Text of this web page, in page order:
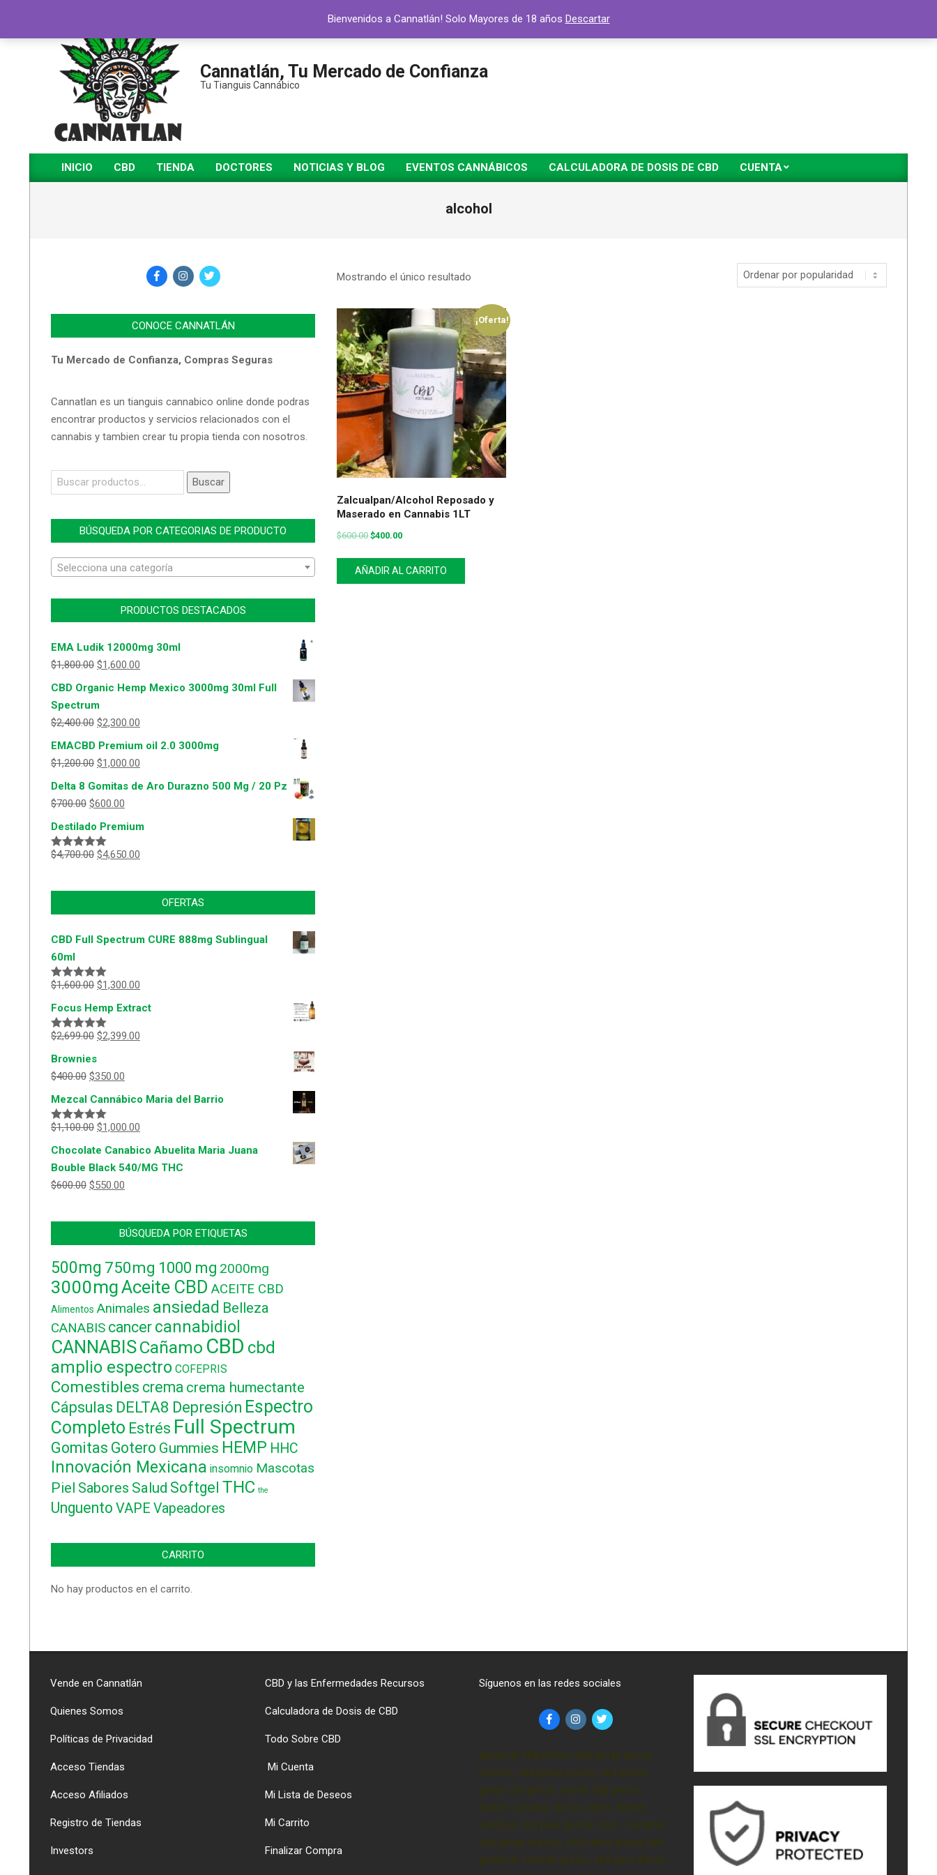
contenido
Cannatlán, Tu Mercado de Confianza
Tu Tianguis Cannábico
Menú
INICIO CBD TIENDA DOCTORES NOTICIAS Y BLOG EVENTOS CANNÁBICOS CALCULADORA DE DOSIS DE CBD CUENTA
alcohol
Mostrando el único resultado
¡Oferta!
Zalcualpan/Alcohol Reposado y
Maserado en Cannabis 1LT
$600.00 $400.00
AÑADIR AL CARRITO
CONOCE CANNATLÁN
Tu Mercado de Confianza, Compras Seguras
Cannatlan es un tianguis cannabico online donde podras
encontrar productos y servicios relacionados con el
cannabis y tambien crear tu propia tienda con nosotros.
Buscar
por:
Buscar
BÚSQUEDA POR CATEGORIAS DE PRODUCTO
Selecciona una categoría
PRODUCTOS DESTACADOS
EMA Ludik 12000mg 30ml
$1,800.00 $1,600.00
CBD Organic Hemp Mexico 3000mg 30ml Full
Spectrum
$2,400.00 $2,300.00
EMACBD Premium oil 2.0 3000mg
$1,200.00 $1,000.00
Delta 8 Gomitas de Aro Durazno 500 Mg / 20 Pz
$700.00 $600.00
Destilado Premium
Valorado
$4,700.00 $4,650.00
OFERTAS
CBD Full Spectrum CURE 888mg Sublingual
60ml
Valorado
5
$1,600.00 $1,300.00
Focus Hemp Extract
Valorado
5
$2,699.00 $2,399.00
Brownies
$400.00 $350.00
Mezcal Cannábico Maria del Barrio
Valorado
5
$1,100.00 $1,000.00
Chocolate Canabico Abuelita Maria Juana
Bouble Black 540/MG THC
$600.00 $550.00
BÚSQUEDA POR ETIQUETAS
500mg 750mg 1000 mg 2000mg
3000mgAceite CBD ACEITE CBD
Alimentos Animales ansiedad Belleza
CANABIS cancer cannabidiol
CANNABISCañamo CBD cbd
amplio espectro COFEPRIS
Comestibles crema crema humectante
Cápsulas DELTA8 Depresión Espectro
Completo Estrés Full Spectrum
Gomitas Gotero Gummies HEMP HHC
Innovación Mexicana insomnio Mascotas
Piel Sabores Salud Softgel THC the
Unguento VAPE Vapeadores
CARRITO
No hay productos en el carrito.
Vende en Cannatlán
Quienes Somos
Políticas de Privacidad
Acceso Tiendas
Acceso Afiliados
Registro de Tiendas
Investors
CBD y las Enfermedades Recursos
Calculadora de Dosis de CBD
Todo Sobre CBD
Mi Cuenta
Mi Lista de Deseos
Mi Carrito
Finalizar Compra
Síguenos en las redes sociales
gotas de cbd precio, cbd gotas precio
méxico, cbd gotas precio, cbd precio,
gotas cbd precio, aceite cbd precio,
donde comprar cbd en cdmx, donde
comprar cbd para dormir, cbd – comprar,
cbd gotas méxico, cbd cdmx, pluma cbd,
gotas de cannabi precio, cbd para dormir
Bienvenidos a Cannatlán! Solo Mayores de 18 años Descartar